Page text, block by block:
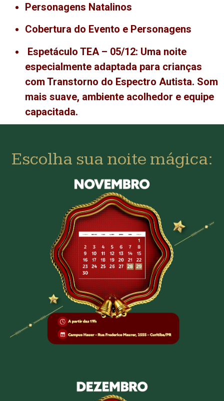
Personagens Natalinos
Cobertura do Evento e Personagens
Espetáculo TEA – 05/12: Uma noite
especialmente adaptada para crianças
com Transtorno do Espectro Autista. Som
mais suave, ambiente acolhedor e equipe
capacitada.
Escolha sua noite mágica: